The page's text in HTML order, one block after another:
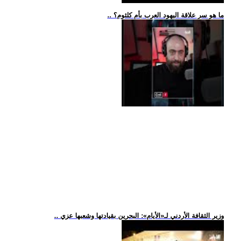
.. ما هو سر علاقة اليهود العرب بأم كلثوم؟
.. وزير الثقافة الأردني لـ«الأيام»: البحرين بقيادتها وشعبها عزي